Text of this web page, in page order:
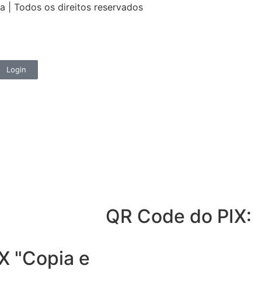
| Todos os direitos reservados
Login
"Copia e
QR Code do PIX: